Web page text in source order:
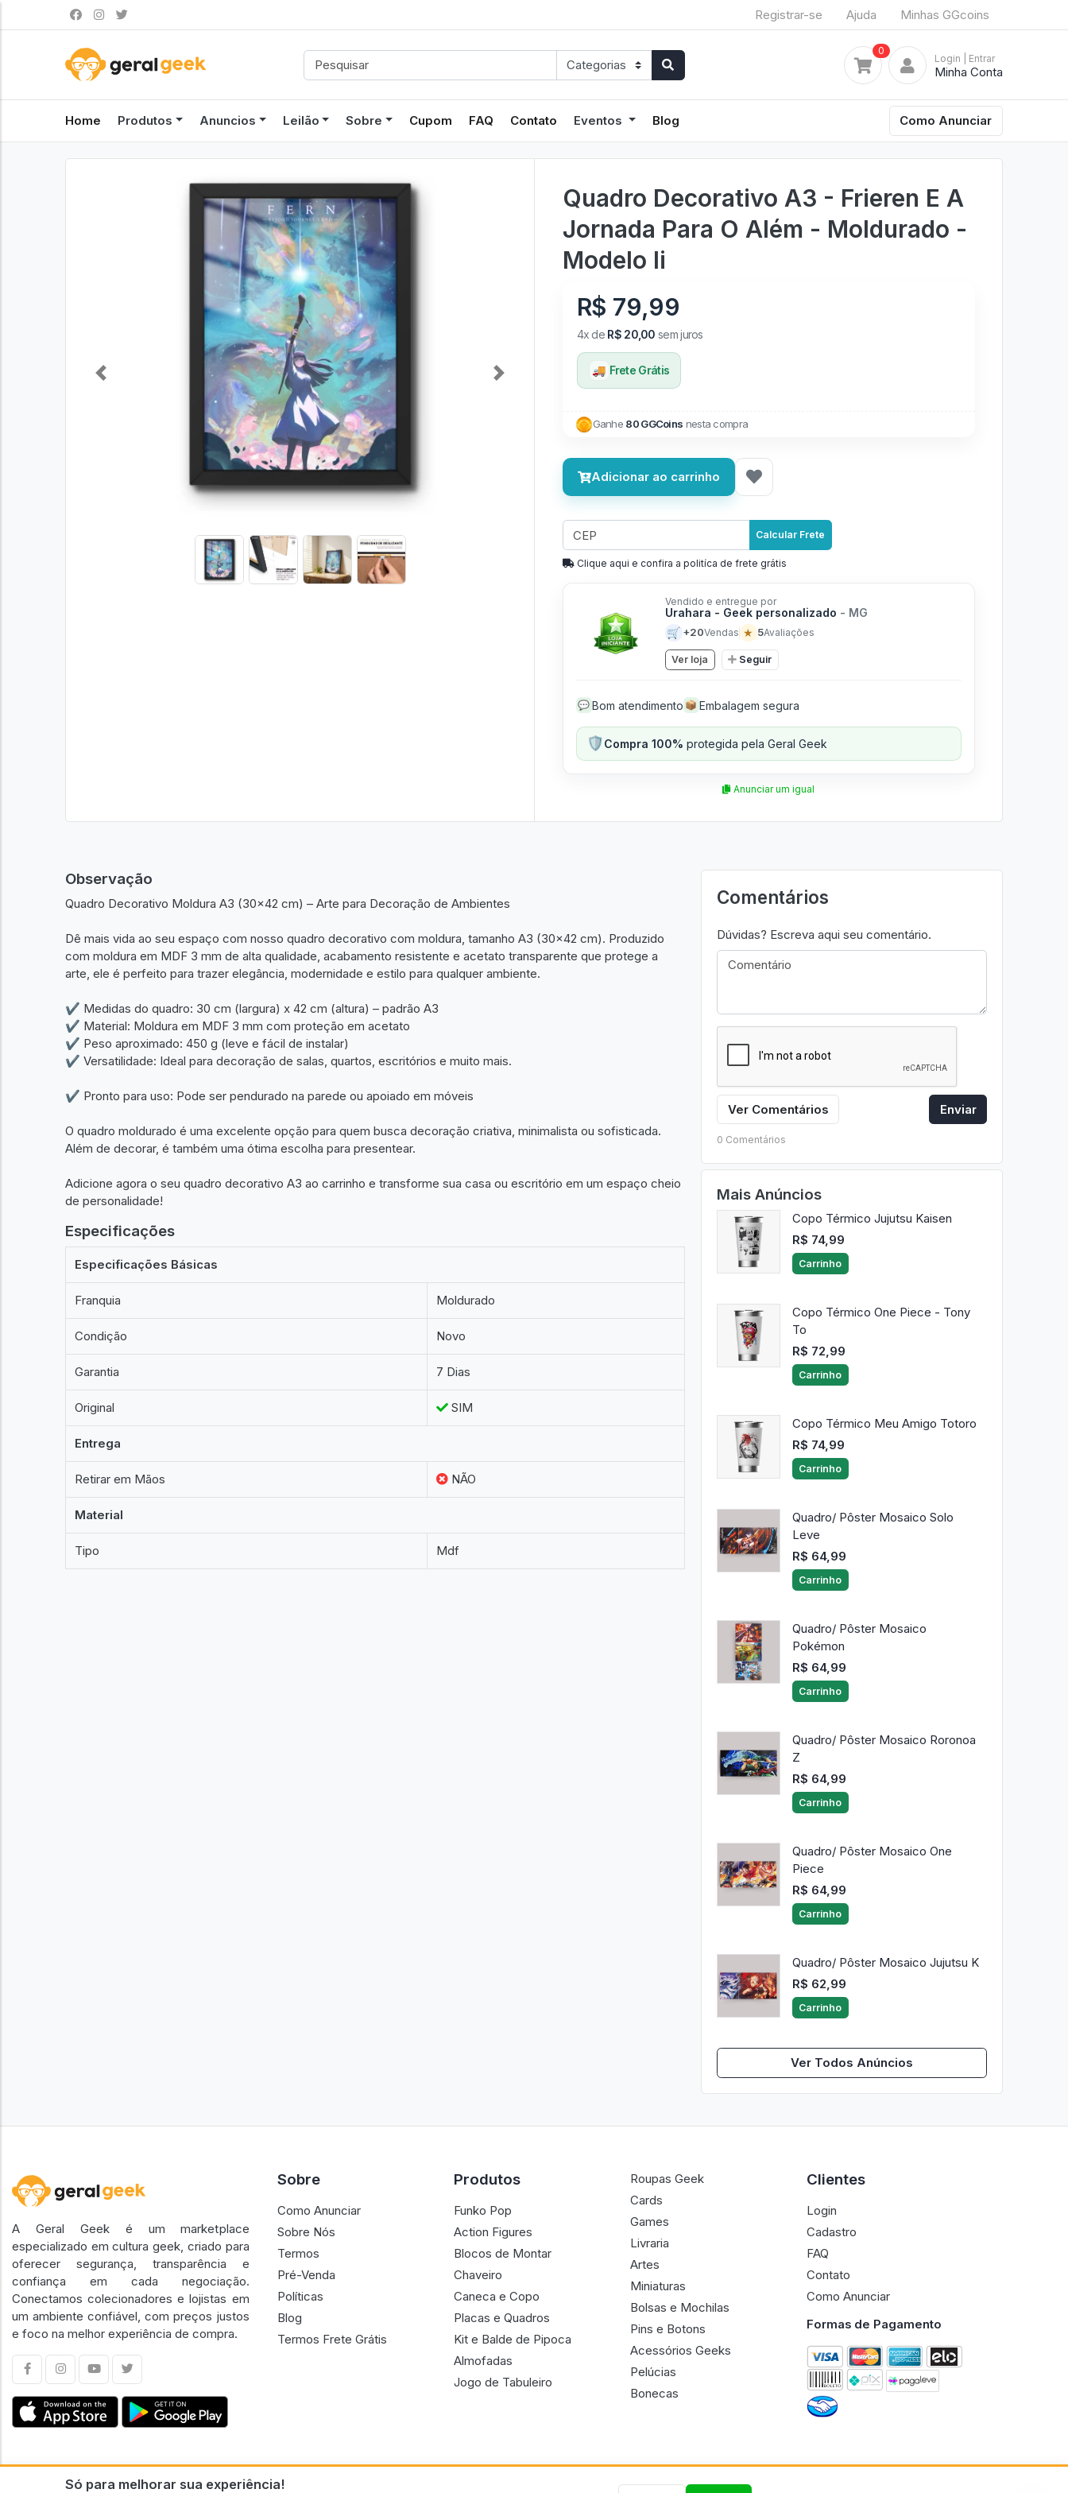
Registrar-se Ajuda Minhas GGcoins
0
Login | Entrar
Minha Conta
Home Produtos Anuncios Leilão Sobre Cupom FAQ Contato Eventos Blog Como Anunciar
Previous Next
Quadro Decorativo A3 - Frieren E A
Jornada Para O Além - Moldurado -
Modelo Ii
R$ 79,99
4x de R$ 20,00 sem juros
🚚 Frete Grátis
Ganhe 80 GGCoins nesta compra
Adicionar ao carrinho
Calcular Frete
Clique aqui e confira a politíca de frete grátis
Vendido e entregue por
Urahara - Geek personalizado - MG
🛒 +20Vendas ★ 5Avaliações
Ver loja Seguir
💬 Bom atendimento 📦 Embalagem segura
🛡️Compra 100% protegida pela Geral Geek
Anunciar um igual
Observação
Quadro Decorativo Moldura A3 (30x42 cm) – Arte para Decoração de Ambientes
Dê mais vida ao seu espaço com nosso quadro decorativo com moldura, tamanho A3 (30x42 cm). Produzido
com moldura em MDF 3 mm de alta qualidade, acabamento resistente e acetato transparente que protege a
arte, ele é perfeito para trazer elegância, modernidade e estilo para qualquer ambiente.
✔ Medidas do quadro: 30 cm (largura) x 42 cm (altura) – padrão A3
✔ Material: Moldura em MDF 3 mm com proteção em acetato
✔ Peso aproximado: 450 g (leve e fácil de instalar)
✔ Versatilidade: Ideal para decoração de salas, quartos, escritórios e muito mais.
✔ Pronto para uso: Pode ser pendurado na parede ou apoiado em móveis
O quadro moldurado é uma excelente opção para quem busca decoração criativa, minimalista ou sofisticada.
Além de decorar, é também uma ótima escolha para presentear.
Adicione agora o seu quadro decorativo A3 ao carrinho e transforme sua casa ou escritório em um espaço cheio
de personalidade!
Especificações
Especificações Básicas
Franquia Moldurado
Condição Novo
Garantia 7 Dias
Original SIM
Entrega
Retirar em Mãos NÃO
Material
Tipo Mdf
Comentários
Dúvidas? Escreva aqui seu comentário.
Ver Comentários Enviar
0 Comentários
Mais Anúncios
Copo Térmico Jujutsu Kaisen
R$ 74,99
Carrinho
Copo Térmico One Piece - Tony
To
R$ 72,99
Carrinho
Copo Térmico Meu Amigo Totoro
R$ 74,99
Carrinho
Quadro/ Pôster Mosaico Solo
Leve
R$ 64,99
Carrinho
Quadro/ Pôster Mosaico
Pokémon
R$ 64,99
Carrinho
Quadro/ Pôster Mosaico Roronoa
Z
R$ 64,99
Carrinho
Quadro/ Pôster Mosaico One
Piece
R$ 64,99
Carrinho
Quadro/ Pôster Mosaico Jujutsu K
R$ 62,99
Carrinho
Ver Todos Anúncios
Só para melhorar sua experiência!
A Geral Geek é um marketplace
especializado em cultura geek, criado para
oferecer segurança, transparência e
confiança em cada negociação.
Conectamos colecionadores e lojistas em
um ambiente confiável, com preços justos
e foco na melhor experiência de compra.
Sobre
Como Anunciar
Sobre Nós
Termos
Pré-Venda
Políticas
Blog
Termos Frete Grátis
Produtos
Funko Pop
Action Figures
Blocos de Montar
Chaveiro
Caneca e Copo
Placas e Quadros
Kit e Balde de Pipoca
Almofadas
Jogo de Tabuleiro
Roupas Geek
Cards
Games
Livraria
Artes
Miniaturas
Bolsas e Mochilas
Pins e Botons
Acessórios Geeks
Pelúcias
Bonecas
Clientes
Login
Cadastro
FAQ
Contato
Como Anunciar
Formas de Pagamento